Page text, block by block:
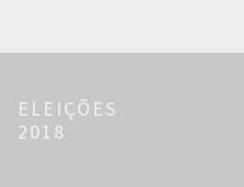
ELEIÇÕES
2018